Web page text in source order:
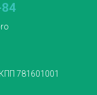
781601001